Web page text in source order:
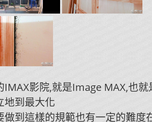
IMAX影院,就是Image MAX,也就
地到最大化
做到這樣的規範也有一定的難度